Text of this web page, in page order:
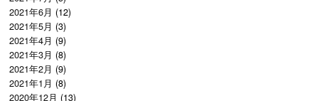
2021年6月 (12)
2021年5月 (3)
2021年4月 (9)
2021年3月 (8)
2021年2月 (9)
2021年1月 (8)
2020年12月 (13)